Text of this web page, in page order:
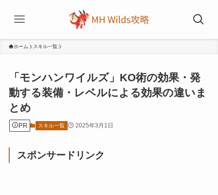
ホーム スキル一覧
「モンハンワイルズ」KO術の効果・発
動する装備・レベルによる効果の違いま
とめ
PR スキル一覧 2025年3月1日
スポンサードリンク